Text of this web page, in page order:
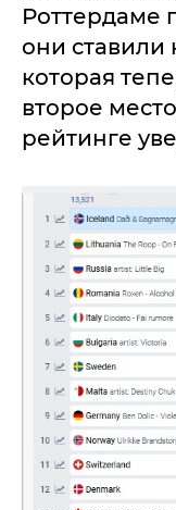
Роттердаме
они ставили
которая
второе
рейтинге